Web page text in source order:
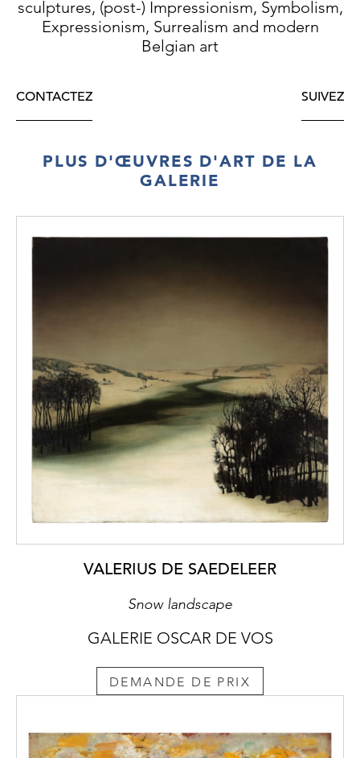
sculptures, (post-) Impressionism, Symbolism,
Expressionism, Surrealism and modern
Belgian art
CONTACTEZ SUIVEZ
PLUS D'ŒUVRES D'ART DE LA
GALERIE
VALERIUS DE SAEDELEER
Snow landscape
GALERIE OSCAR DE VOS
DEMANDE DE PRIX